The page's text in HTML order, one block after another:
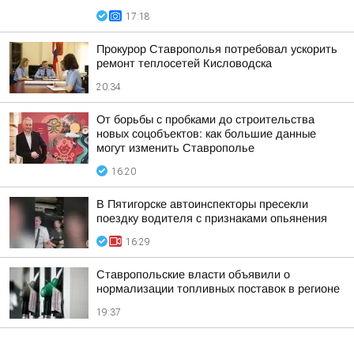
17:18
Прокурор Ставрополья потребовал ускорить
ремонт теплосетей Кисловодска
20:34
От борьбы с пробками до строительства
новых соцобъектов: как большие данные
могут изменить Ставрополье
16:20
В Пятигорске автоинспекторы пресекли
поездку водителя с признаками опьянения
16:29
Ставропольские власти объявили о
нормализации топливных поставок в регионе
19:37